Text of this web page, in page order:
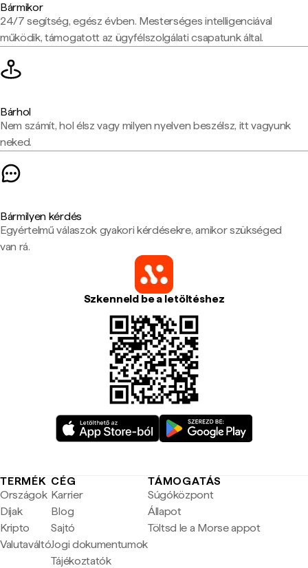
Bármikor
24/7 segítség, egész évben. Mesterséges intelligenciával
működik, támogatott az ügyfélszolgálati csapatunk által.
Bárhol
Nem számít, hol élsz vagy milyen nyelven beszélsz, itt vagyunk
neked.
Bármilyen kérdés
Egyértelmű válaszok gyakori kérdésekre, amikor szükséged
van rá.
Szkenneld be a letöltéshez
TERMÉK
Országok
Díjak
Kripto
Valutaváltó
CÉG
Karrier
Blog
Sajtó
Jogi dokumentumok
Tájékoztatók
TÁMOGATÁS
Súgóközpont
Állapot
Töltsd le a Morse appot